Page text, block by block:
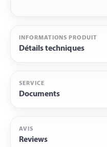
INFORMATIONS PRODUIT
Détails techniques
SERVICE
Documents
AVIS
Reviews